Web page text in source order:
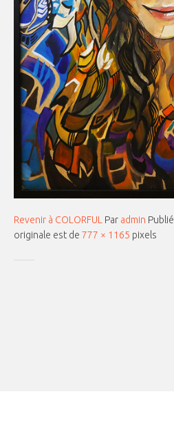
Revenir à COLORFUL Par admin Publié
originale est de 777 × 1165 pixels